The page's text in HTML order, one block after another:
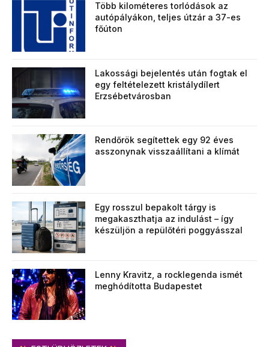
Több kilométeres torlódások az
autópályákon, teljes útzár a 37-es
főúton
Lakossági bejelentés után fogtak el
egy feltételezett kristálydílert
Erzsébetvárosban
Rendőrök segítettek egy 92 éves
asszonynak visszaállítani a klímát
Egy rosszul bepakolt tárgy is
megakaszthatja az indulást – így
készüljön a repülőtéri poggyásszal
Lenny Kravitz, a rocklegenda ismét
meghódította Budapestet